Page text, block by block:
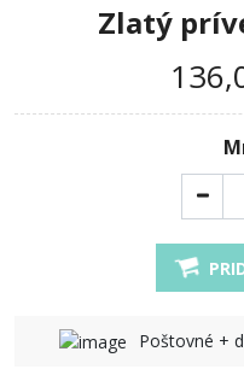
Zlatý
Poštovné +